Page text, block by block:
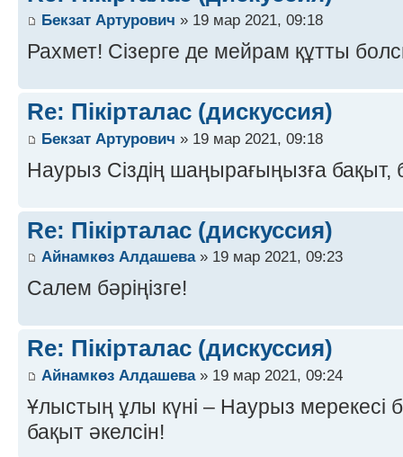
Бекзат Артурович » 19 мар 2021, 09:18
Рахмет! Сізерге де мейрам құтты
Re: Пікірталас (дискуссия)
Бекзат Артурович » 19 мар 2021, 09:18
Наурыз Сіздің шаңырағыңызға бақыт,
Re: Пікірталас (дискуссия)
Айнамкөз Алдашева» 19 мар 2021, 09:23
Салем бәріңізге!
Re: Пікірталас (дискуссия)
Айнамкөз Алдашева» 19 мар 2021, 09:24
Ұлыстың ұлы күні – Наурыз мерекесі
бақыт әкелсін!